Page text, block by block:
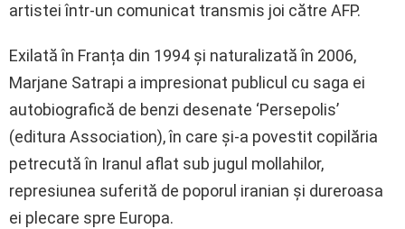
artistei într-un comunicat transmis joi către AFP.
Exilată în Franța din 1994 și naturalizată în 2006,
Marjane Satrapi a impresionat publicul cu saga ei
autobiografică de benzi desenate ‘Persepolis’
(editura Association), în care și-a povestit copilăria
petrecută în Iranul aflat sub jugul mollahilor,
represiunea suferită de poporul iranian și dureroasa
ei plecare spre Europa.